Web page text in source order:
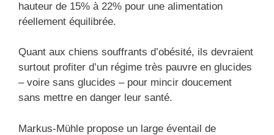
hauteur de 15% à 22% pour une alimentation
réellement équilibrée.
Quant aux chiens souffrants d’obésité, ils devraient
surtout profiter d’un régime très pauvre en glucides
– voire sans glucides – pour mincir doucement
sans mettre en danger leur santé.
Markus-Mühle propose un large éventail de